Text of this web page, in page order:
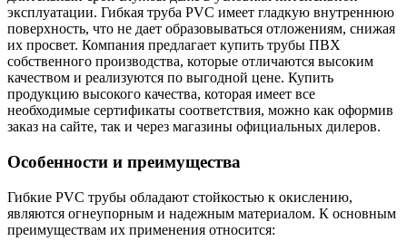
эксплуатации. Гибкая труба PVC имеет гладкую внутреннюю
поверхность, что не дает образовываться отложениям, снижая
их просвет. Компания предлагает купить трубы ПВХ
собственного производства, которые отличаются высоким
качеством и реализуются по выгодной цене. Купить
продукцию высокого качества, которая имеет все
необходимые сертификаты соответствия, можно как оформив
заказ на сайте, так и через магазины официальных дилеров.
Особенности и преимущества
Гибкие PVC трубы обладают стойкостью к окислению,
являются огнеупорным и надежным материалом. К основным
преимуществам их применения относится: